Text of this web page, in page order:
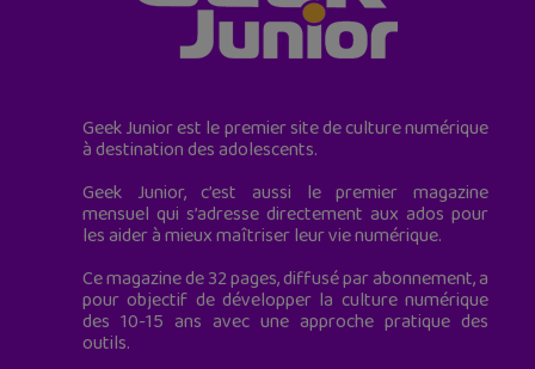
Geek Junior est le premier site de culture numérique
à destination des adolescents.
Geek Junior, c’est aussi le premier magazine
mensuel qui s’adresse directement aux ados pour
les aider à mieux maîtriser leur vie numérique.
Ce magazine de 32 pages, diffusé par abonnement, a
pour objectif de développer la culture numérique
des 10-15 ans avec une approche pratique des
outils.